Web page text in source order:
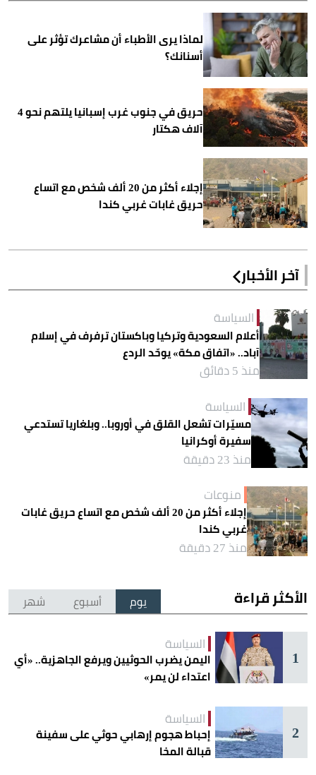
لماذا يرى الأطباء أن مشاعرك تؤثر على
أسنانك؟
حريق في جنوب غرب إسبانيا يلتهم نحو 4
آلاف هكتار
إجلاء أكثر من 20 ألف شخص مع اتساع
حريق غابات غربي كندا
آخر الأخبار
السياسة
أعلام السعودية وتركيا وباكستان ترفرف في إسلام
آباد.. «اتفاق مكة» يوحّد الردع
منذ 5 دقائق
السياسة
مسيّرات تشعل القلق في أوروبا.. وبلغاريا تستدعي
سفيرة أوكرانيا
منذ 23 دقيقة
منوعات
إجلاء أكثر من 20 ألف شخص مع اتساع حريق غابات
غربي كندا
منذ 27 دقيقة
الأكثر قراءة يوم أسبوع شهر
1
السياسة
اليمن يضرب الحوثيين ويرفع الجاهزية.. «أي
اعتداء لن يمر»
2
السياسة
إحباط هجوم إرهابي حوثي على سفينة
قبالة المخا